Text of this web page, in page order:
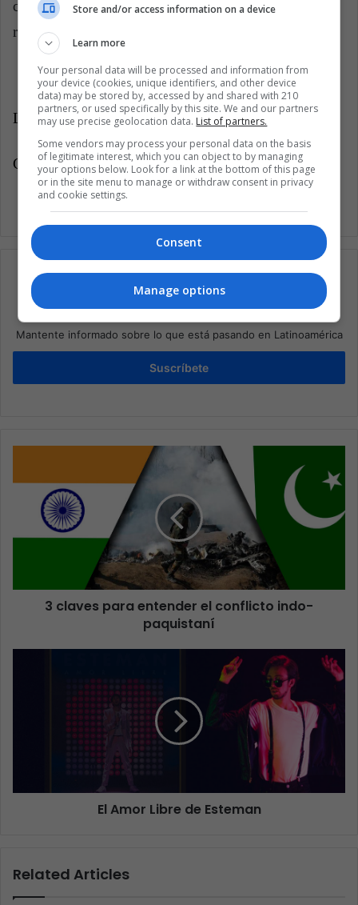
cuanto antes se comiencen con las terapias, mejor
resultado dará.
LatinAmerican Post | Marcela Antonacci
Copy edited by Vanesa López Romero
Mantente informado sobre lo que está pasando en Latinoamérica
Suscríbete
3 claves para entender el conflicto indo-
paquistaní
El Amor Libre de Esteman
Related Articles
Store and/or access information on a device
Learn more
Your personal data will be processed and information from
your device (cookies, unique identifiers, and other device
data) may be stored by, accessed by and shared with 210
partners, or used specifically by this site. We and our partners
may use precise geolocation data. List of partners.
Some vendors may process your personal data on the basis
of legitimate interest, which you can object to by managing
your options below. Look for a link at the bottom of this page
or in the site menu to manage or withdraw consent in privacy
and cookie settings.
Consent
Manage options